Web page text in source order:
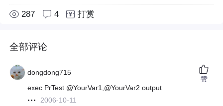
287 4 打赏
全部评论
dongdong715
exec PrTest @YourVar1,@YourVar2 output
2006-10-11
赞